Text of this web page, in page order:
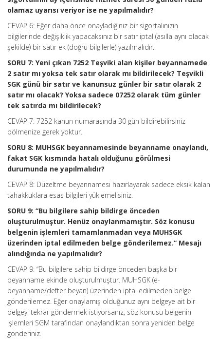
olamaz uyarısı veriyor ise ne yapılmalıdır?
CEVAP 6: Eğer daha önce onayladığınız bir sigortalınızın
bilgilerinde değişiklik yapacaksınız bir satır iptal (asılla aynı olacak
şekilde) bir satır ek (doğru bilgilerle) yazılmalıdır.
SORU 7: Yeni çıkan 7252 Teşviki alan kişiler beyannamede
2 satır mı yoksa tek satır olarak mı bildirilecek? Teşvikli
SGK günü bir satır ve kanunsuz günler bir satır olarak 2
satır mı olacak? Yoksa sadece 07252 olarak tüm günler
tek satırda mı bildirilecek?
CEVAP 7: 7252 kanun numarasında 30 gün bildirebilirsiniz
bölmenize gerek yoktur.
SORU 8: MUHSGK beyannamesinde beyanname onaylandı,
fakat SGK kısmında hatalı olduğunu görülmesi
durumunda ne yapılmalıdır?
CEVAP 8: Düzeltme beyannamesi hazırlayarak sadece eksik kalan
tahakkuklara esas bilgileri yüklemelisiniz.
SORU 9: “Bu bilgilere sahip bildirge önceden
oluşturulmuştur. Henüz onaylanmamıştır. Söz konusu
belgenin işlemleri tamamlanmadan veya MUHSGK
üzerinden iptal edilmeden belge gönderilemez.” Mesajı
alındığında ne yapılmalıdır?
CEVAP 9: “Bu bilgilere sahip bildirge önceden başka bir
beyanname ekinde oluşturulmuştur. MUHSGK (e-
beyanname/defter beyan) üzerinden iptal edilmeden belge
gönderilemez. Eğer onaylamış olduğunuz aynı belgeye ait bir
belgeyi tekrar göndermek istiyorsanız, söz konusu belgenin
işlemleri SGM tarafından onaylandıktan sonra yeniden belge
gönderiniz.